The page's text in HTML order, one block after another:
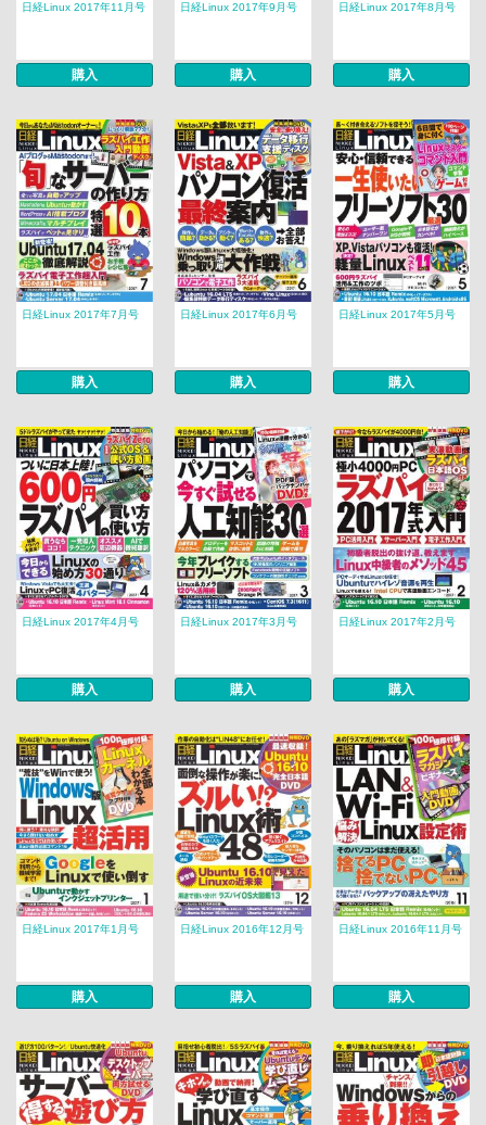
日経Linux 2017年11月号
購入
日経Linux 2017年9月号
購入
日経Linux 2017年8月号
購入
日経Linux 2017年7月号
購入
日経Linux 2017年6月号
購入
日経Linux 2017年5月号
購入
日経Linux 2017年4月号
購入
日経Linux 2017年3月号
購入
日経Linux 2017年2月号
購入
日経Linux 2017年1月号
購入
日経Linux 2016年12月号
購入
日経Linux 2016年11月号
購入